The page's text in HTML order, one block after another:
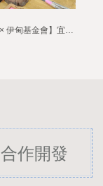
合作開發